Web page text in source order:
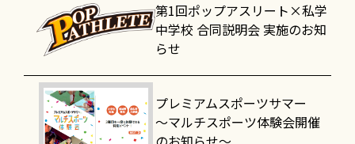
第1回ポップアスリート×私学
中学校 合同説明会 実施のお知
らせ
プレミアムスポーツサマー
～マルチスポーツ体験会開催